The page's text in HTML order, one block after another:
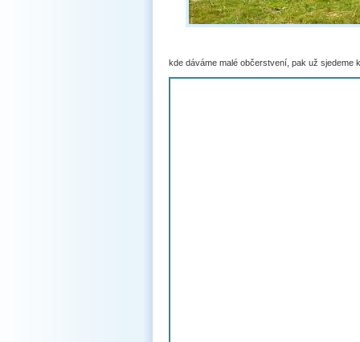
kde dáváme malé občerstvení, pak už sjedeme